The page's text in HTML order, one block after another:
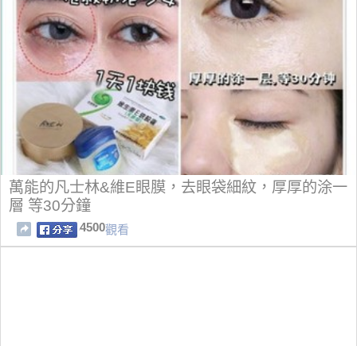
萬能的凡士林&維E眼膜，去眼袋細紋，厚厚的涂一
層 等30分鐘
4500觀看